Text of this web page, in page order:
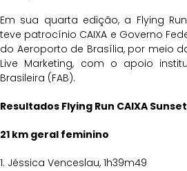
Em sua quarta edição, a Flying Run
teve patrocínio CAIXA e Governo
do Aeroporto de Brasília, por meio
Live Marketing, com o apoio
Brasileira (FAB).
Resultados Flying Run CAIXA
21 km geral feminino
1. Jéssica Venceslau, 1h39m49